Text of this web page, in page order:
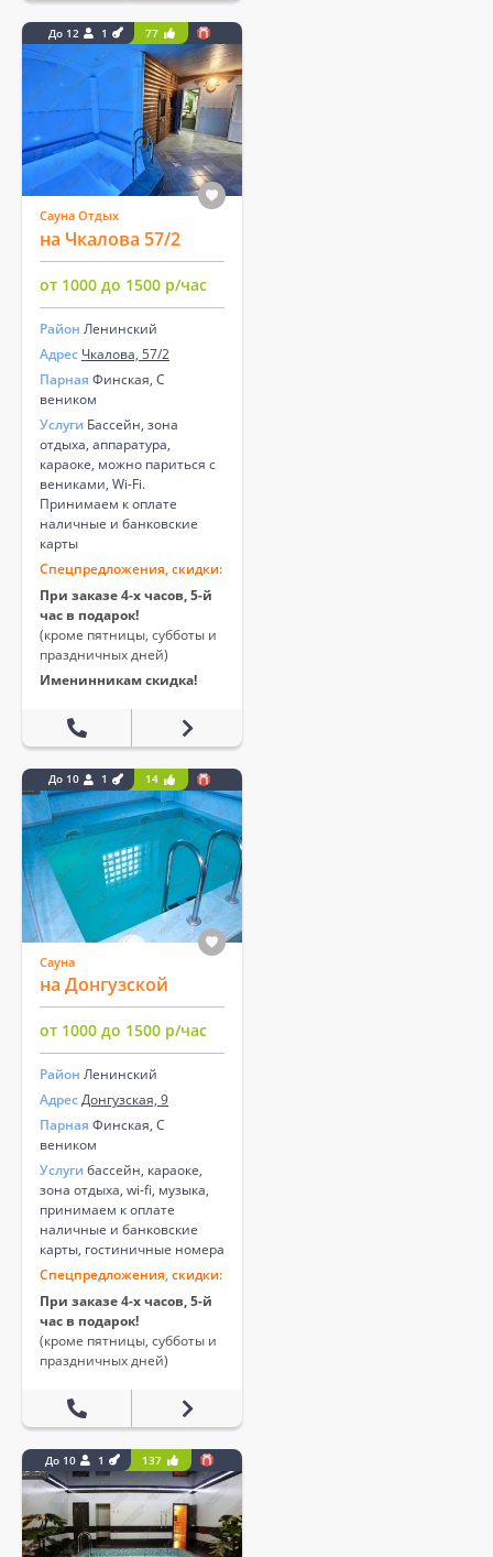
До 12 1 77
Сауна Отдых
на Чкалова 57/2
от 1000 до 1500 р/час
Район Ленинский
Адрес Чкалова, 57/2
Парная Финская, С
веником
Услуги Бассейн, зона
отдыха, аппаратура,
караоке, можно париться с
вениками, Wi-Fi.
Принимаем к оплате
наличные и банковские
карты
Спецпредложения, скидки:
При заказе 4-х часов, 5-й
час в подарок!
(кроме пятницы, субботы и
праздничных дней)
Именинникам скидка!
До 10 1 14
Сауна
на Донгузской
от 1000 до 1500 р/час
Район Ленинский
АдресДонгузская, 9
Парная Финская, С
веником
Услуги бассейн, караоке,
зона отдыха, wi-fi, музыка,
принимаем к оплате
наличные и банковские
карты, гостиничные номера
Спецпредложения, скидки:
При заказе 4-х часов, 5-й
час в подарок!
(кроме пятницы, субботы и
праздничных дней)
До 10 1 137